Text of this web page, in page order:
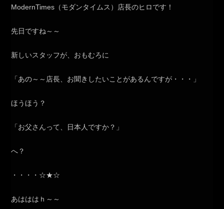
ModernTimes（モダンタイムス）店長のヒロです！
先日ですね～～
新しいスタッフが、おもむろに
「あの～～店長、お聞きしたいことがあるんですが・・・」
ほうほう？
「お父さんって、日本人ですか？」
へ？
・・・・☆★☆
あはははｈ～～